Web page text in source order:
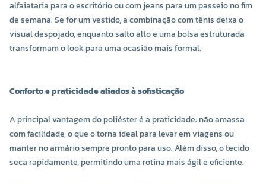
alfaiataria para o escritório ou com jeans para um passeio no fim
de semana. Se for um vestido, a combinação com tênis deixa o
visual despojado, enquanto salto alto e uma bolsa estruturada
transformam o look para uma ocasião mais formal.
Conforto e praticidade aliados à sofisticação
A principal vantagem do poliéster é a praticidade: não amassa
com facilidade, o que o torna ideal para levar em viagens ou
manter no armário sempre pronto para uso. Além disso, o tecido
seca rapidamente, permitindo uma rotina mais ágil e eficiente.